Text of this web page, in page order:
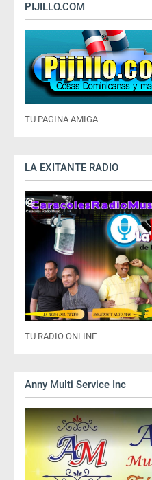
PIJILLO.COM
TU PAGINA AMIGA
LA EXITANTE RADIO
TU RADIO ONLINE
Anny Multi Service Inc